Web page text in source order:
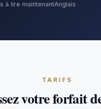
à lire maintenantAnglais
TARIFS
votre forfait